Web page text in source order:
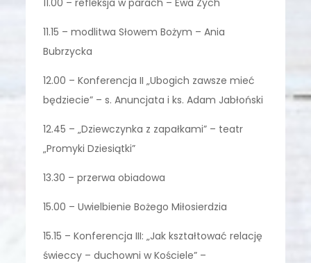
11.15 – modlitwa Słowem Bożym – Ania
Bubrzycka
12.00 – Konferencja II „Ubogich zawsze mieć
będziecie” – s. Anuncjata i ks. Adam Jabłoński
12.45 – „Dziewczynka z zapałkami” – teatr
„Promyki Dziesiątki”
13.30 – przerwa obiadowa
15.00 – Uwielbienie Bożego Miłosierdzia
15.15 – Konferencja III: „Jak kształtować relację
świeccy – duchowni w Kościele” –